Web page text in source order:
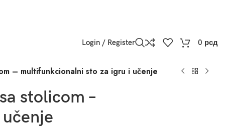
Login / Register 0 рсд
– multifunkcionalni sto za igru i učenje
stolicom –